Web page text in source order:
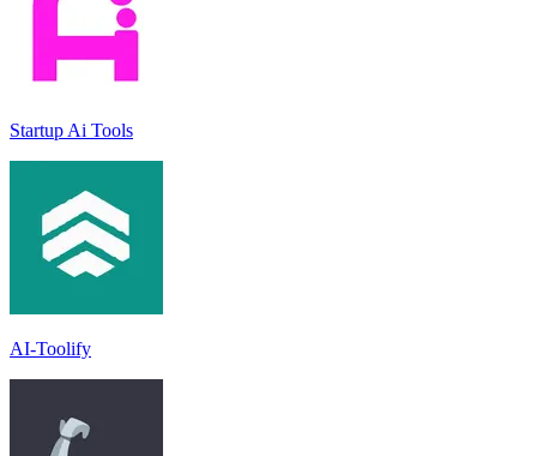
Startup Ai Tools
AI-Toolify